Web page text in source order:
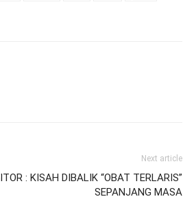
Next article
: KISAH DIBALIK “OBAT TERLARIS”
SEPANJANG MASA